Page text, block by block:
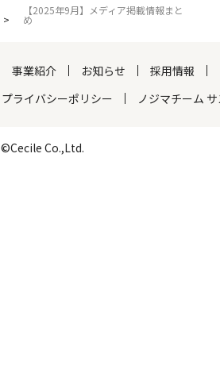
【2025年9月】メディア掲載情報まと
め
事業紹介 お知らせ 採用情報
プライバシーポリシー ノジマチーム
©Cecile Co.,Ltd.